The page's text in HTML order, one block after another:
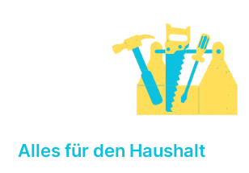
Alles für den Haushalt